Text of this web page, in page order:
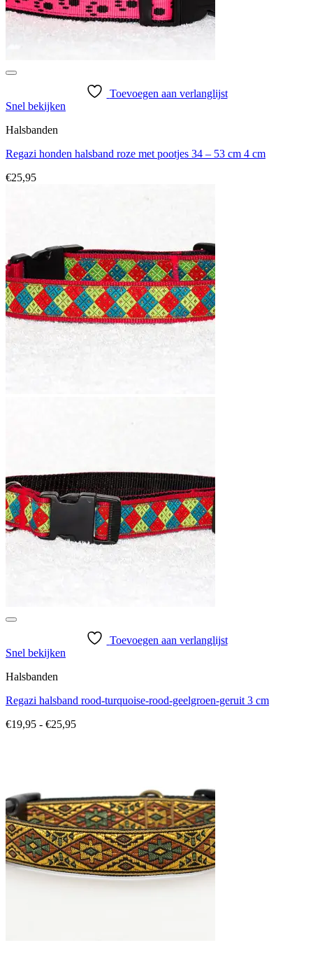
Toevoegen aan verlanglijst
Snel bekijken
Halsbanden
Regazi honden halsband roze met pootjes 34 – 53 cm 4 cm
€25,95
Toevoegen aan verlanglijst
Snel bekijken
Halsbanden
Regazi halsband rood-turquoise-rood-geelgroen-geruit 3 cm
€19,95 - €25,95Prijsklasse: